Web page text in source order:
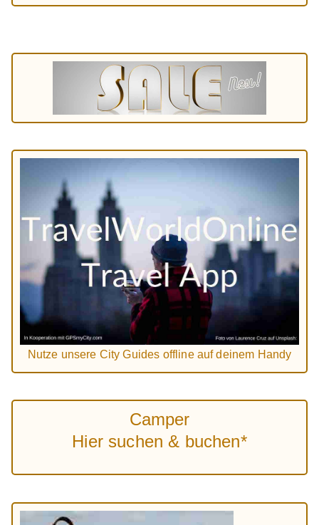
Nutze unsere City Guides offline auf deinem Handy
Camper
Hier suchen & buchen*